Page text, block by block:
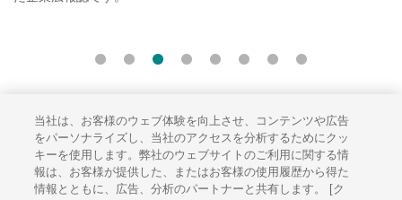
サイトのご利用にあたって
ソーシャルメディアポリシー
個人情報保護方針
当社は、お客様のウェブ体験を向上させ、コンテンツや広告
をパーソナライズし、当社のアクセスを分析するためにクッ
キーを使用します。弊社のウェブサイトのご利用に関する情
報は、お客様が提供した、またはお客様の使用履歴から得た
情報とともに、広告、分析のパートナーと共有します。 [ク